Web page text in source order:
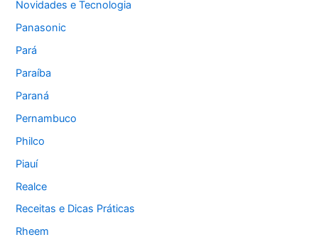
Novidades e Tecnologia
Panasonic
Pará
Paraíba
Paraná
Pernambuco
Philco
Piauí
Realce
Receitas e Dicas Práticas
Rheem